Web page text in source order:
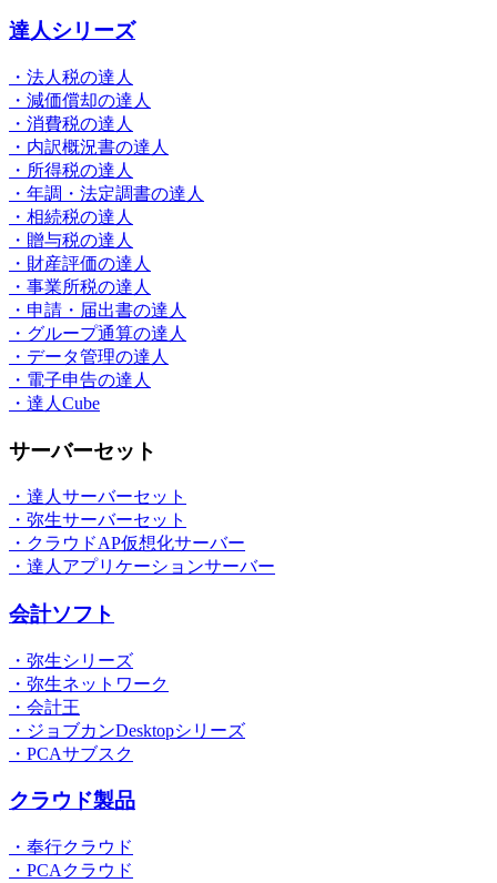
達人シリーズ
・法人税の達人
・減価償却の達人
・消費税の達人
・内訳概況書の達人
・所得税の達人
・年調・法定調書の達人
・相続税の達人
・贈与税の達人
・財産評価の達人
・事業所税の達人
・申請・届出書の達人
・グループ通算の達人
・データ管理の達人
・電子申告の達人
・達人Cube
サーバーセット
・達人サーバーセット
・弥生サーバーセット
・クラウドAP仮想化サーバー
・達人アプリケーションサーバー
会計ソフト
・弥生シリーズ
・弥生ネットワーク
・会計王
・ジョブカンDesktopシリーズ
・PCAサブスク
クラウド製品
・奉行クラウド
・PCAクラウド